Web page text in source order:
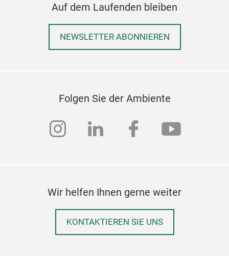
Auf dem Laufenden bleiben
NEWSLETTER ABONNIEREN
Folgen Sie der Ambiente
instagram
linkedinfacebook
Wir helfen Ihnen gerne weiter
KONTAKTIEREN SIE UNS